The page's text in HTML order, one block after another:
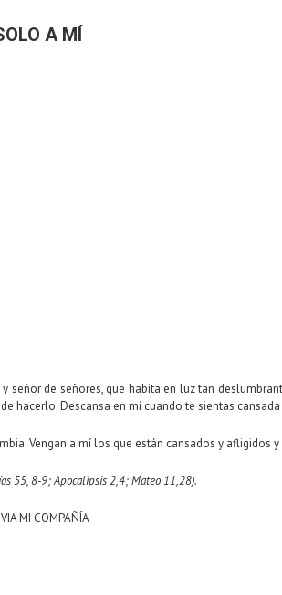
A MÍ
señor de señores, que habita en luz tan
hacerlo. Descansa en mí cuando te sientas
Vengan a mí los que están cansados y
55, 8-9; Apocalipsis 2,4; Mateo 11,28).
MI COMPAÑÍA